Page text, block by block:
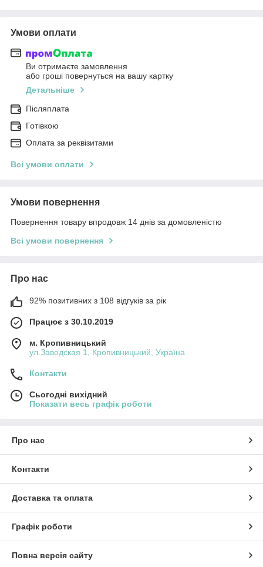
Умови оплати
Ви отримаєте замовлення
або гроші повернуться на вашу картку
Детальніше
Післяплата
Готівкою
Оплата за реквізитами
Всі умови оплати
Умови повернення
Повернення товару впродовж 14 днів за домовленістю
Всі умови повернення
Про нас
92% позитивних з 108 відгуків за рік
Працює з 30.10.2019
м. Кропивницький
ул.Заводская 1, Кропивницький, Україна
Контакти
Сьогодні вихідний
Показати весь графік роботи
Про нас
Контакти
Доставка та оплата
Графік роботи
Повна версія сайту